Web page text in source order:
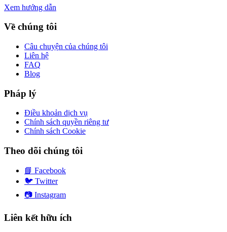
Xem hướng dẫn
Về chúng tôi
Câu chuyện của chúng tôi
Liên hệ
FAQ
Blog
Pháp lý
Điều khoản dịch vụ
Chính sách quyền riêng tư
Chính sách Cookie
Theo dõi chúng tôi
📘 Facebook
🐦 Twitter
📷 Instagram
Liên kết hữu ích